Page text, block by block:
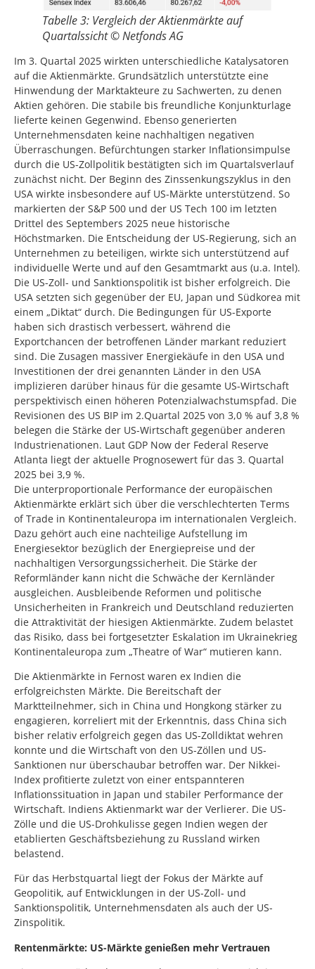
Tabelle 3: Vergleich der Aktienmärkte auf
Quartalssicht © Netfonds AG
Im 3. Quartal 2025 wirkten unterschiedliche Katalysatoren
auf die Aktienmärkte. Grundsätzlich unterstützte eine
Hinwendung der Marktakteure zu Sachwerten, zu denen
Aktien gehören. Die stabile bis freundliche Konjunkturlage
lieferte keinen Gegenwind. Ebenso generierten
Unternehmensdaten keine nachhaltigen negativen
Überraschungen. Befürchtungen starker Inflationsimpulse
durch die US-Zollpolitik bestätigten sich im Quartalsverlauf
zunächst nicht. Der Beginn des Zinssenkungszyklus in den
USA wirkte insbesondere auf US-Märkte unterstützend. So
markierten der S&P 500 und der US Tech 100 im letzten
Drittel des Septembers 2025 neue historische
Höchstmarken. Die Entscheidung der US-Regierung, sich an
Unternehmen zu beteiligen, wirkte sich unterstützend auf
individuelle Werte und auf den Gesamtmarkt aus (u.a. Intel).
Die US-Zoll- und Sanktionspolitik ist bisher erfolgreich. Die
USA setzten sich gegenüber der EU, Japan und Südkorea mit
einem „Diktat“ durch. Die Bedingungen für US-Exporte
haben sich drastisch verbessert, während die
Exportchancen der betroffenen Länder markant reduziert
sind. Die Zusagen massiver Energiekäufe in den USA und
Investitionen der drei genannten Länder in den USA
implizieren darüber hinaus für die gesamte US-Wirtschaft
perspektivisch einen höheren Potenzialwachstumspfad. Die
Revisionen des US BIP im 2.Quartal 2025 von 3,0 % auf 3,8 %
belegen die Stärke der US-Wirtschaft gegenüber anderen
Industrienationen. Laut GDP Now der Federal Reserve
Atlanta liegt der aktuelle Prognosewert für das 3. Quartal
2025 bei 3,9 %.
Die unterproportionale Performance der europäischen
Aktienmärkte erklärt sich über die verschlechterten Terms
of Trade in Kontinentaleuropa im internationalen Vergleich.
Dazu gehört auch eine nachteilige Aufstellung im
Energiesektor bezüglich der Energiepreise und der
nachhaltigen Versorgungssicherheit. Die Stärke der
Reformländer kann nicht die Schwäche der Kernländer
ausgleichen. Ausbleibende Reformen und politische
Unsicherheiten in Frankreich und Deutschland reduzierten
die Attraktivität der hiesigen Aktienmärkte. Zudem belastet
das Risiko, dass bei fortgesetzter Eskalation im Ukrainekrieg
Kontinentaleuropa zum „Theatre of War“ mutieren kann.
Die Aktienmärkte in Fernost waren ex Indien die
erfolgreichsten Märkte. Die Bereitschaft der
Marktteilnehmer, sich in China und Hongkong stärker zu
engagieren, korreliert mit der Erkenntnis, dass China sich
bisher relativ erfolgreich gegen das US-Zolldiktat wehren
konnte und die Wirtschaft von den US-Zöllen und US-
Sanktionen nur überschaubar betroffen war. Der Nikkei-
Index profitierte zuletzt von einer entspannteren
Inflationssituation in Japan und stabiler Performance der
Wirtschaft. Indiens Aktienmarkt war der Verlierer. Die US-
Zölle und die US-Drohkulisse gegen Indien wegen der
etablierten Geschäftsbeziehung zu Russland wirken
belastend.
Für das Herbstquartal liegt der Fokus der Märkte auf
Geopolitik, auf Entwicklungen in der US-Zoll- und
Sanktionspolitik, Unternehmensdaten als auch der US-
Zinspolitik.
Rentenmärkte: US-Märkte genießen mehr Vertrauen